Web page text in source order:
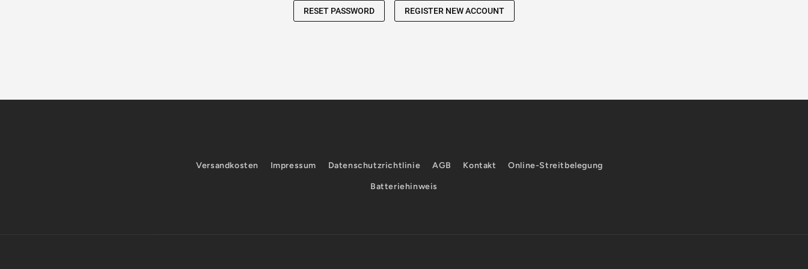
Versandkosten Impressum Datenschutzrichtlinie AGB Kontakt Online-Streitbelegung
Batteriehinweis